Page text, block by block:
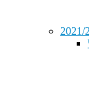
2021/